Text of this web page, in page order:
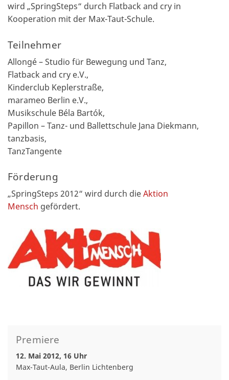
wird „SpringSteps“ durch Flatback and cry in
Kooperation mit der Max-Taut-Schule.
Teilnehmer
Allongé – Studio für Bewegung und Tanz,
Flatback and cry e.V.,
Kinderclub Keplerstraße,
marameo Berlin e.V.,
Musikschule Béla Bartók,
Papillon – Tanz- und Ballettschule Jana Diekmann,
tanzbasis,
TanzTangente
Förderung
„SpringSteps 2012“ wird durch dieAktion
Mensch gefördert.
Premiere
12. Mai 2012, 16 Uhr
Max-Taut-Aula, Berlin Lichtenberg